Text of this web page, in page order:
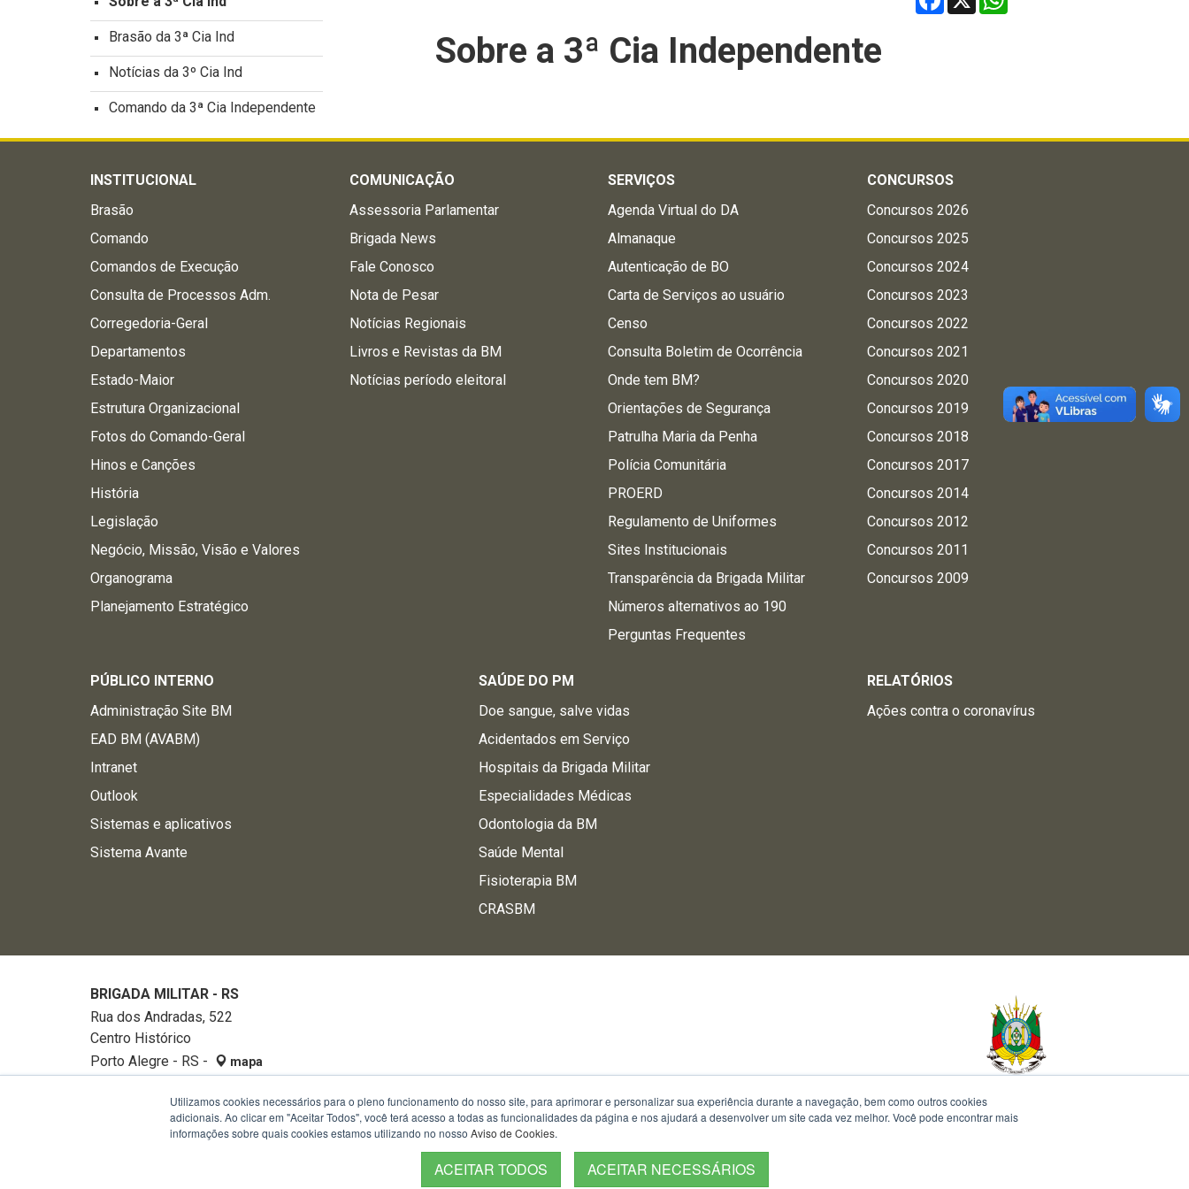
Sobre a 3ª Cia Independente
Brasão da 3ª Cia Ind
Notícias da 3º Cia Ind
Comando da 3ª Cia Independente
INSTITUCIONAL
Brasão
Comando
Comandos de Execução
Consulta de Processos Adm.
Corregedoria-Geral
Departamentos
Estado-Maior
Estrutura Organizacional
Fotos do Comando-Geral
Hinos e Canções
História
Legislação
Negócio, Missão, Visão e Valores
Organograma
Planejamento Estratégico
COMUNICAÇÃO
Assessoria Parlamentar
Brigada News
Fale Conosco
Nota de Pesar
Notícias Regionais
Livros e Revistas da BM
Notícias período eleitoral
SERVIÇOS
Agenda Virtual do DA
Almanaque
Autenticação de BO
Carta de Serviços ao usuário
Censo
Consulta Boletim de Ocorrência
Onde tem BM?
Orientações de Segurança
Patrulha Maria da Penha
Polícia Comunitária
PROERD
Regulamento de Uniformes
Sites Institucionais
Transparência da Brigada Militar
Números alternativos ao 190
Perguntas Frequentes
CONCURSOS
Concursos 2026
Concursos 2025
Concursos 2024
Concursos 2023
Concursos 2022
Concursos 2021
Concursos 2020
Concursos 2019
Concursos 2018
Concursos 2017
Concursos 2014
Concursos 2012
Concursos 2011
Concursos 2009
PÚBLICO INTERNO
Administração Site BM
EAD BM (AVABM)
Intranet
Outlook
Sistemas e aplicativos
Sistema Avante
SAÚDE DO PM
Doe sangue, salve vidas
Acidentados em Serviço
Hospitais da Brigada Militar
Especialidades Médicas
Odontologia da BM
Saúde Mental
Fisioterapia BM
CRASBM
RELATÓRIOS
Ações contra o coronavírus
BRIGADA MILITAR - RS
Rua dos Andradas, 522
Centro Histórico
Porto Alegre - RS -
mapa
32882740Utilizamos cookies necessários para o pleno funcionamento do nosso site, para aprimorar e personalizar sua experiência durante a navegação, bem como outros cookies
adicionais. Ao clicar em "Aceitar Todos", você terá acesso a todas as funcionalidades da página e nos ajudará a desenvolver um site cada vez melhor. Você pode encontrar mais
informações sobre quais cookies estamos utilizando no nosso Aviso de Cookies.
ACEITAR TODOS ACEITAR NECESSÁRIOS